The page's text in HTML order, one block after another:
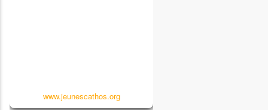
www.jeunescathos.org